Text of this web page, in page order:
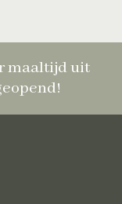
maaltijd uit